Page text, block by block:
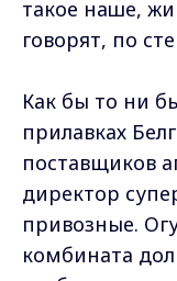
такое наше,
говорят, по
Как бы то ни
прилавках
поставщиков
директор
привозные.
комбината